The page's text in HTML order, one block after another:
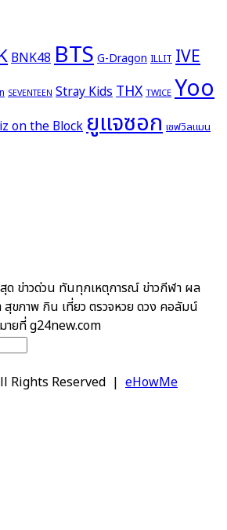
BNK48 BTSG-Dragon ILLIT IVE
SEVENTEEN Stray Kids THX TWICE Yoo
on the Blockยูแจซอก เชฟวิลแมน
ด ข่าวด่วน ทันทุกเหตุการณ์ ข่าวกีฬา ผล
สุขภาพ กิน เที่ยว ตรวจหวย ดวง คอลัมน์
ายที่ g24new.com
Rights Reserved | eHowMe